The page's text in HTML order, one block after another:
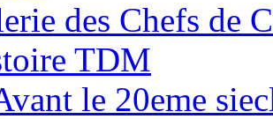
des Chefs de
TDM
le 20eme